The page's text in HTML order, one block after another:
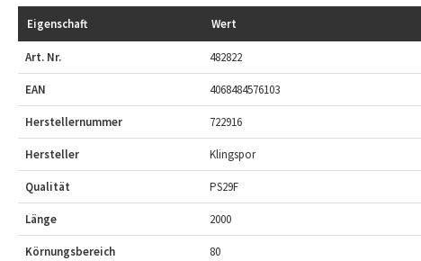
Eigenschaft Wert
Art. Nr. 482822
EAN 4068484576103
Herstellernummer 722916
Hersteller Klingspor
Qualität PS29F
Länge 2000
Körnungsbereich 80